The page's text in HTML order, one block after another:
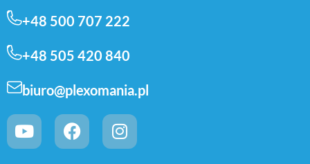
+48 500 707 222
+48 505 420 840
biuro@plexomania.pl